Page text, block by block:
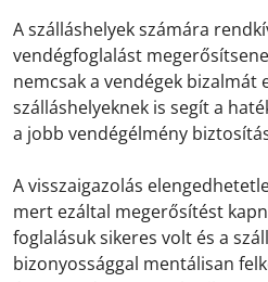
A szálláshelyek számára
vendégfoglalást
nemcsak a vendégek bizalmát
szálláshelyeknek is segít a
a jobb vendégélmény
A visszaigazolás
mert ezáltal megerősítést
foglalásuk sikeres volt és a
bizonyossággal mentálisan